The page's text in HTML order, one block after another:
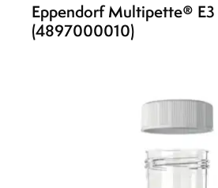
Eppendorf Multipette®
(4897000010)